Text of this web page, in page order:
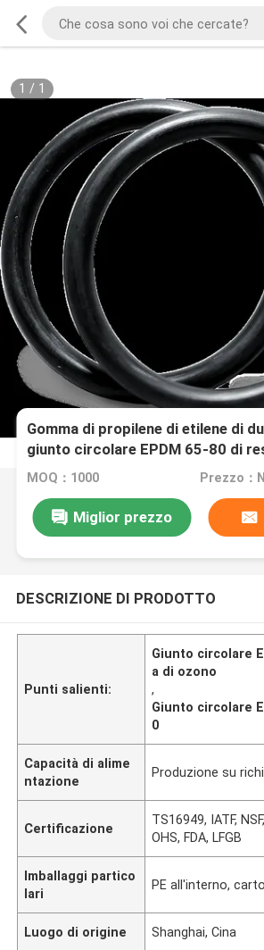
1 / 1
Gomma di propilene di etilene di
giunto circolare EPDM 65-80 di
ozono
MOQ：1000 Prezzo：
Miglior prezzo
DESCRIZIONE DI PRODOTTO
Punti salienti:
Giunto circolare
a di ozono
,
Giunto circolare
0
Capacità di alime
ntazione
Produzione su
Certificazione
TS16949, IATF,
OHS, FDA, LFGB
Imballaggi partico
lari
PE all'interno,
Luogo di origine Shanghai, Cina